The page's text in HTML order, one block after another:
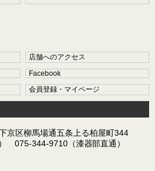
店舗へのアクセス
Facebook
会員登録・マイページ
区柳馬場通五条上る柏屋町344
075-344-9710（漆器部直通）